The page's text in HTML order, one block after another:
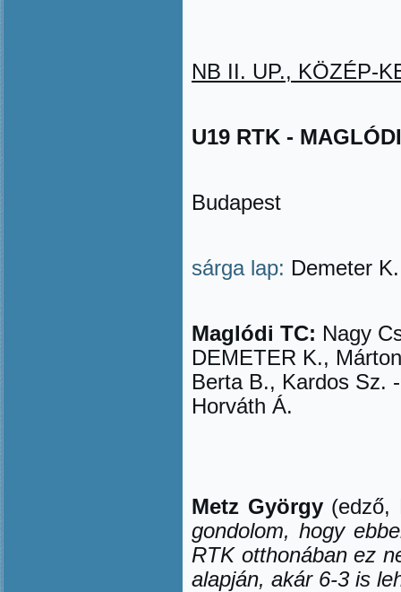
NB II. UP., KÖZÉP-
U19 RTK -
Budapest
sárga lap: Demeter
Maglódi TC: Nagy
DEMETER K.,
Berta B., Kardos Sz.
Horváth Á.
Metz György(edző,
gondolom, hogy
RTK otthonában ez
alapján, akár 6-3 is